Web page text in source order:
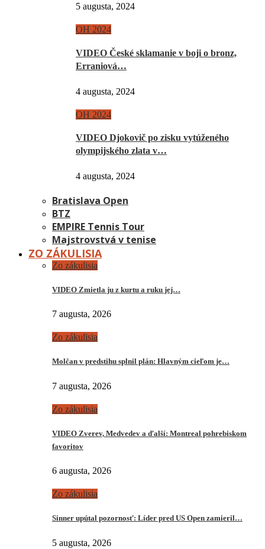
5 augusta, 2024
OH 2024
VIDEO České sklamanie v boji o bronz,
Erraniová…
4 augusta, 2024
OH 2024
VIDEO Djokovič po zisku vytúženého
olympijského zlata v…
4 augusta, 2024
Bratislava Open
BTZ
EMPIRE Tennis Tour
Majstrovstvá v tenise
ZO ZÁKULISIA
Zo zákulisia
VIDEO Zmietla ju z kurtu a ruku jej…
7 augusta, 2026
Zo zákulisia
Molčan v predstihu splnil plán: Hlavným cieľom je…
7 augusta, 2026
Zo zákulisia
VIDEO Zverev, Medvedev a ďalší: Montreal pohrebiskom
favoritov
6 augusta, 2026
Zo zákulisia
Sinner upútal pozornosť: Líder pred US Open zamieril…
5 augusta, 2026